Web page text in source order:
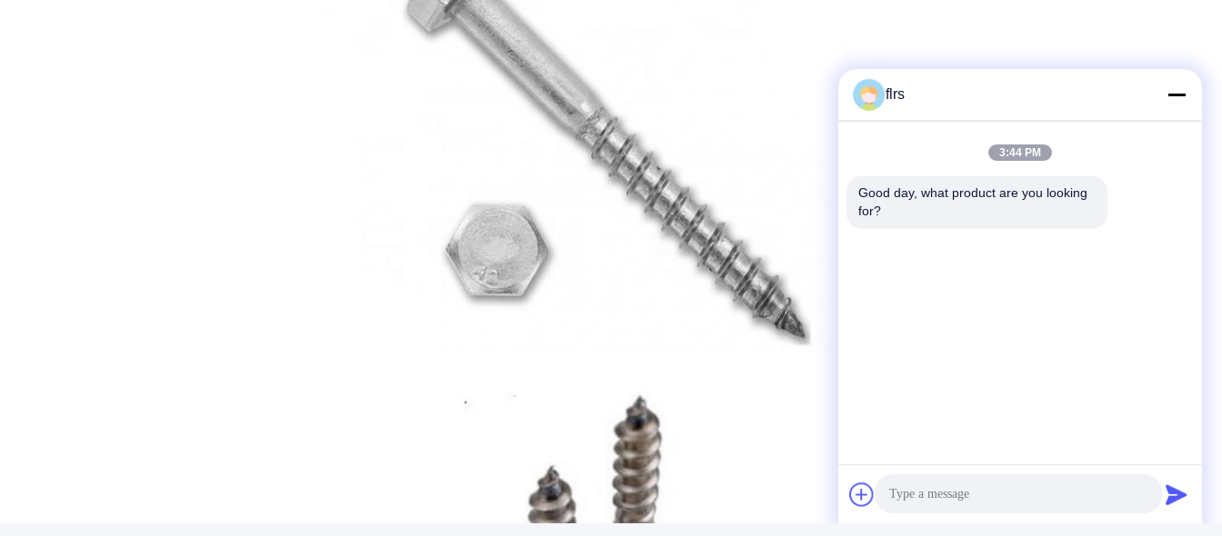
flrs
3:44 PM
Good day, what product are you looking
for?